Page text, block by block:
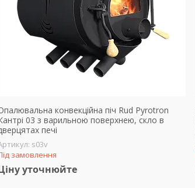
конвекційна піч Rud Pyrotron
03 з варильною поверхнею, скло в
печі
s03v
замовлення
уточнюйте